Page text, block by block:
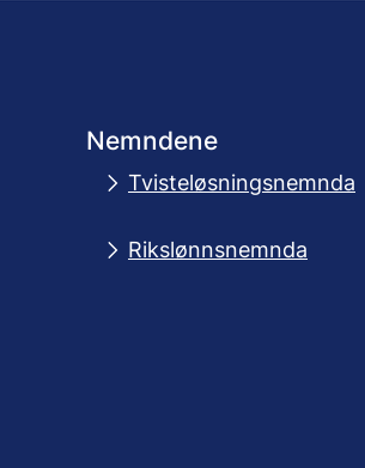
Nemndene
Tvisteløsningsnemnda
Rikslønnsnemnda